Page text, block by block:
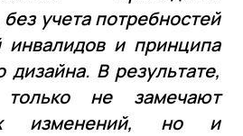
учета потребностей
инвалидов и принципа
дизайна. В результате,
не замечают
изменений, но и